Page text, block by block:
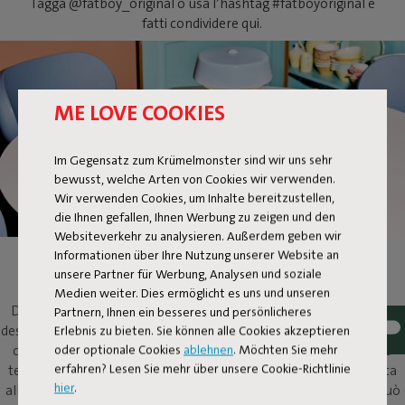
ME LOVE COOKIES
Im Gegensatz zum Krümelmonster sind wir uns sehr
bewusst, welche Arten von Cookies wir verwenden.
Wir verwenden Cookies, um Inhalte bereitzustellen,
die Ihnen gefallen, Ihnen Werbung zu zeigen und den
Websiteverkehr zu analysieren. Außerdem geben wir
Informationen über Ihre Nutzung unserer Website an
unsere Partner für Werbung, Analysen und soziale
Medien weiter. Dies ermöglicht es uns und unseren
Partnern, Ihnen ein besseres und persönlicheres
Erlebnis zu bieten. Sie können alle Cookies akzeptieren
oder optionale Cookies ablehnen. Möchten Sie mehr
erfahren? Lesen Sie mehr über unsere Cookie-Richtlinie
hier.
fatti condividere qui.
BELLBOY
Dlin dlon! Ecco qui Bellboy. Il suo temperamento amichevole e il
design sicuro elevano questa lampada da tavolo classica a un livello
completamente diverso. Il design a cinque stelle, insieme al suo
temperamento amichevole, la renderanno una presenza gradita
all'interno e intorno a qualsiasi casa. Questa Bellboy senza fili può